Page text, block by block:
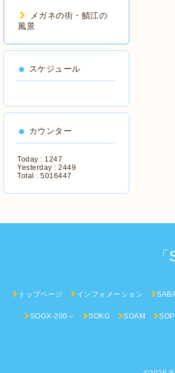
メガネの街・鯖江の
風景
スケジュール
カウンター
Today : 1247
Yesterday : 2449
Total : 5016447
トップページ インフォメーション
SOGX-200～ SOKG SOAM SOP